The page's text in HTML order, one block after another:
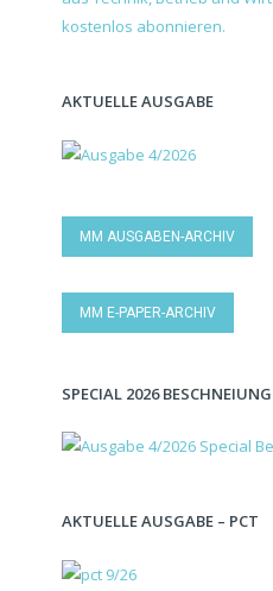
AKTUELLE AUSGABE
MM AUSGABEN-ARCHIV
MM E-PAPER-ARCHIV
SPECIAL 2026 BESCHNEIUNG
AKTUELLE AUSGABE – PCT